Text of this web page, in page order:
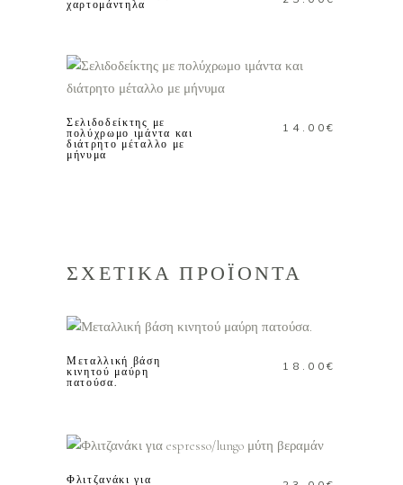
χαρτομάντηλα
ΠΡΟΣΘΗΚΗ ΣΤΟ
Σελιδοδείκτης με
πολύχρωμο ιμάντα και
διάτρητο μέταλλο με
μήνυμα
14.00€
ΣΧΕΤΙΚΑ ΠΡΟΪΟΝΤΑ
Μεταλλική βάση
κινητού μαύρη
πατούσα.
18.00€
Φλιτζανάκι για